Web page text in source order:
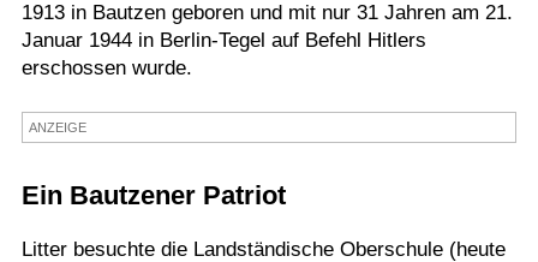
Gesundheit
Kultur
Termine
1913 in Bautzen geboren und mit nur 31 Jahren am 21.
Januar 1944 in Berlin-Tegel auf Befehl Hitlers
erschossen wurde.
ANZEIGE
Ein Bautzener Patriot
Litter besuchte die Landständische Oberschule (heute